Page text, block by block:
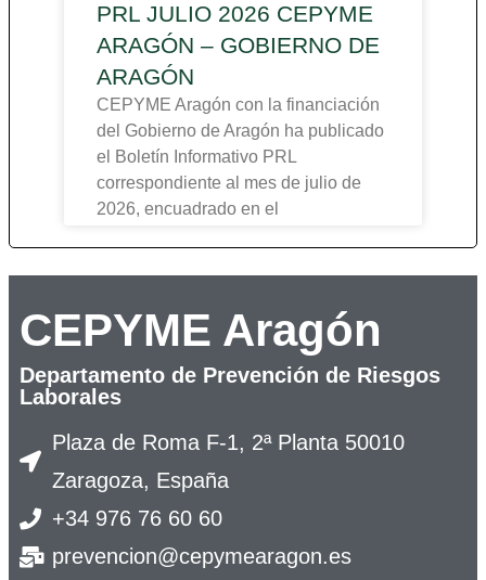
PRL JULIO 2026 CEPYME
ARAGÓN – GOBIERNO DE
ARAGÓN
CEPYME Aragón con la financiación
del Gobierno de Aragón ha publicado
el Boletín Informativo PRL
correspondiente al mes de julio de
2026, encuadrado en el
CEPYME Aragón
Departamento de Prevención de Riesgos
Laborales
Plaza de Roma F-1, 2ª Planta 50010
Zaragoza, España
+34 976 76 60 60
prevencion@cepymearagon.es